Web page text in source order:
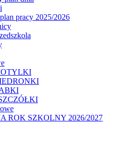
pracy 2025/2026
ROK SZKOLNY 2026/2027